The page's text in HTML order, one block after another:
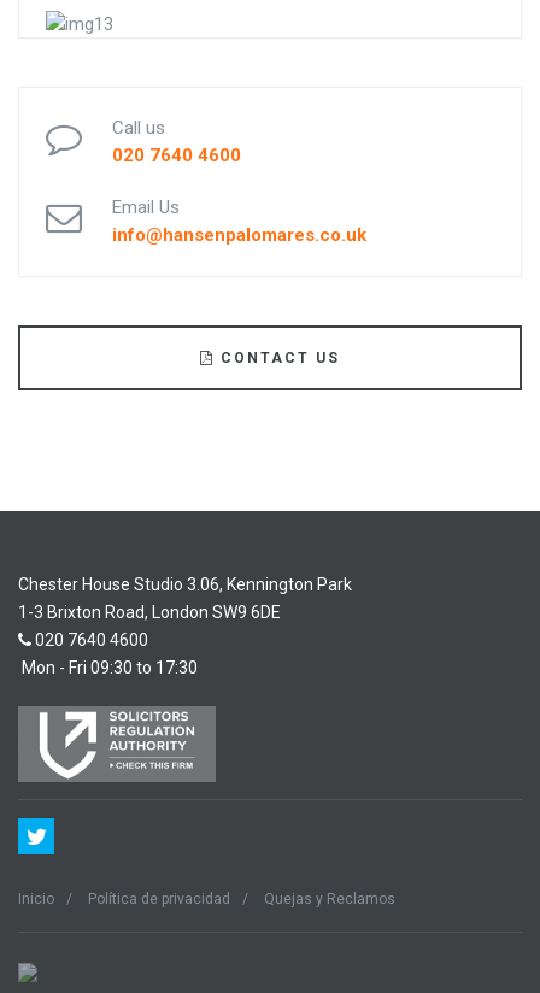
Call us
020 7640 4600
Email Us
info@hansenpalomares.co.uk
CONTACT US
Chester House Studio 3.06, Kennington Park
1-3 Brixton Road, London SW9 6DE
020 7640 4600
Mon - Fri 09:30 to 17:30
Inicio Política de privacidad Quejas y Reclamos